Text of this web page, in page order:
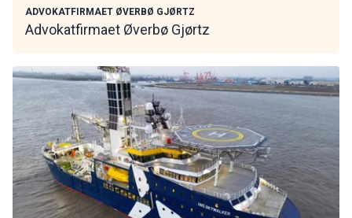
ADVOKATFIRMAET ØVERBØ GJØRTZ
Advokatfirmaet Øverbø Gjørtz